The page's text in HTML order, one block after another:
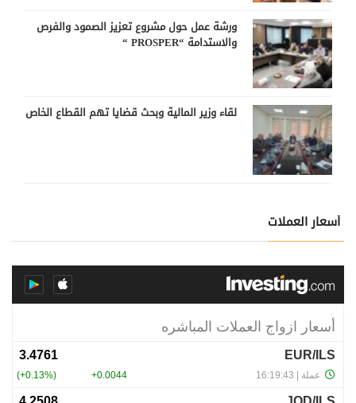
ورشة عمل حول مشروع تعزيز الصمود والفرص
والاستدامة “PROSPER “
لقاء وزير المالية وبحث قضايا تهم القطاع الخاص
أسعار العملات